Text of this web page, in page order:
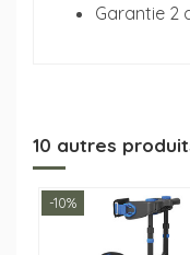
Garantie 2
10 autres
-10%